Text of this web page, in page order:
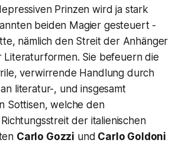
Prinzen wird ja stark
beiden Magier gesteuert -
nämlich den Streit der Anhänger
Literaturformen. Sie befeuern die
verwirrende Handlung durch
literatur-, und insgesamt
Sottisen, welche den
der italienischen
Carlo Gozzi und Carlo Goldoni